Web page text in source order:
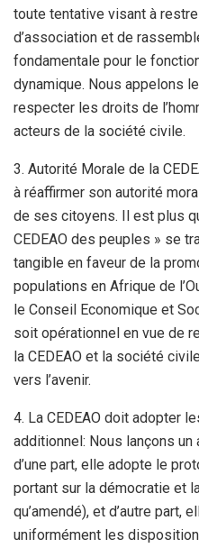
toute tentative visant à
d’association et de
fondamentale pour le
dynamique. Nous appelons
respecter les droits de
acteurs de la société civile.
3. Autorité Morale de la
à réaffirmer son autorité
de ses citoyens. Il est plus
CEDEAO des peuples » se
tangible en faveur de la
populations en Afrique de
le Conseil Economique et
soit opérationnel en vue de
la CEDEAO et la société
vers l’avenir.
4. La CEDEAO doit adopter
additionnel: Nous lançons un
d’une part, elle adopte le
portant sur la démocratie et
qu’amendé), et d’autre part,
uniformément les